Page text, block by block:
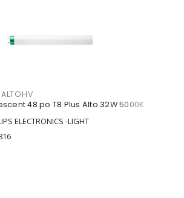
48 po T8 Plus Alto 32W 5000K
ELECTRONICS -LIGHT